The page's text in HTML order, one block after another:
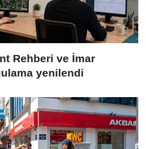
Rehberi ve İmar
yenilendi